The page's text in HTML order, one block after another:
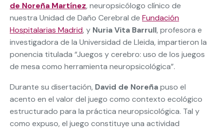
de Noreña Martínez, neuropsicólogo clínico de
nuestra Unidad de Daño Cerebral de Fundación
Hospitalarias Madrid, y Nuria Vita Barrull, profesora e
investigadora de la Universidad de Lleida, impartieron la
ponencia titulada “Juegos y cerebro: uso de los juegos
de mesa como herramienta neuropsicológica”.
Durante su disertación, David de Noreñapuso el
acento en el valor del juego como contexto ecológico
estructurado para la práctica neuropsicológica. Tal y
como expuso, el juego constituye una actividad